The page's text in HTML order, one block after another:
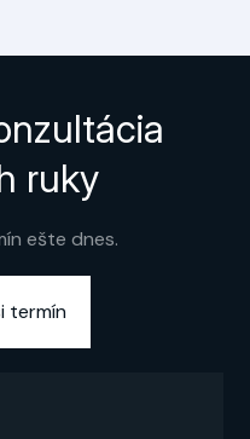
ruky
ešte dnes.
termín